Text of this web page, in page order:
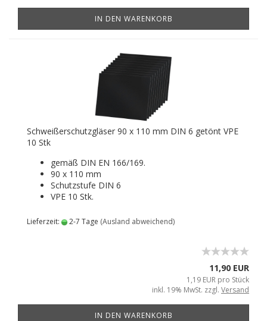
IN DEN WARENKORB
Schweißerschutzgläser 90 x 110 mm DIN 6 getönt VPE
10 Stk
gemäß DIN EN 166/169.
90 x 110 mm
Schutzstufe DIN 6
VPE 10 Stk.
Lieferzeit: 2-7 Tage (Ausland abweichend)
11,90 EUR
1,19 EUR pro Stück
inkl. 19% MwSt. zzgl. Versand
IN DEN WARENKORB